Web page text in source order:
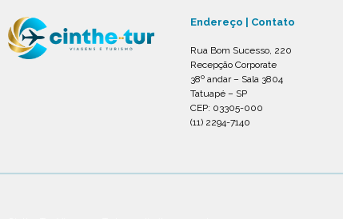
Endereço | Contato
Rua Bom Sucesso, 220
Recepção Corporate
38º andar – Sala 3804
Tatuapé – SP
CEP: 03305-000
(11) 2294-7140